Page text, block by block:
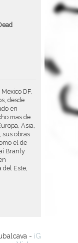
DF.
desde
en
mas de
Asia,
sus obras
el de
Branly
Este,
- iG